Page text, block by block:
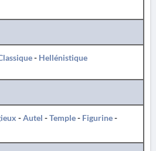
- Hellénistique
-Autel -Temple- Figurine-